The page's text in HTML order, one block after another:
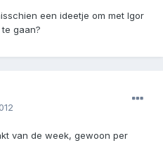
een ideetje om met Igor
gaan?
van de week, gewoon per